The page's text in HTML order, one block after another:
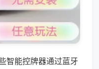
智能控牌器通过蓝牙